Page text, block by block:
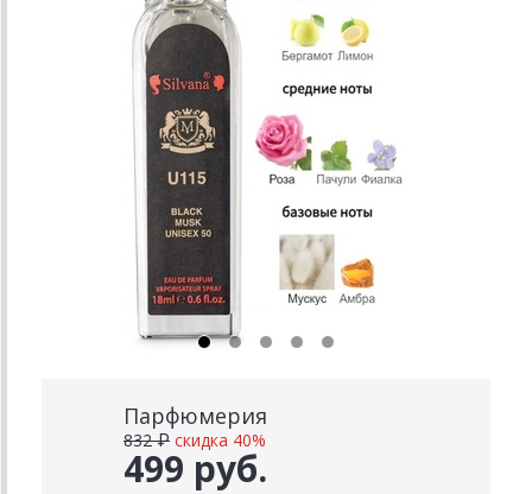
Парфюмерия
499 руб.
832 ₽ скидка 40%